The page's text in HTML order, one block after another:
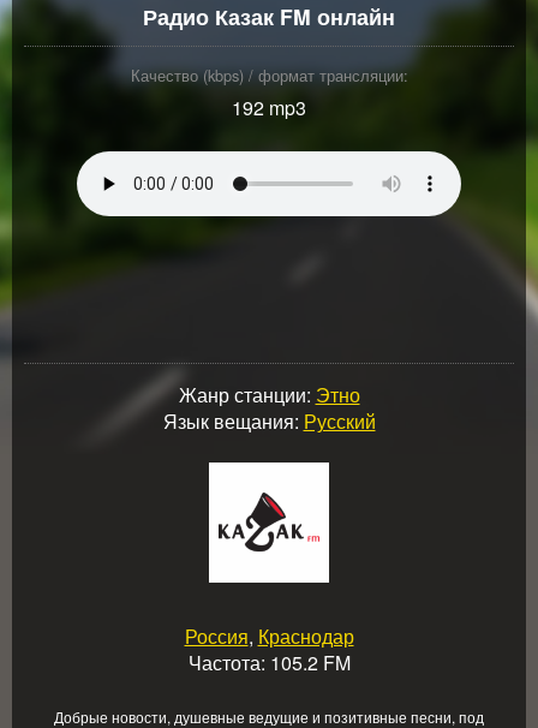
Радио Казак FM онлайн
Качество (kbps) / формат трансляции:
192 mp3
Жанр станции: Этно
Язык вещания: Русский
Россия, Краснодар
Частота: 105.2 FM
Добрые новости, душевные ведущие и позитивные песни, под